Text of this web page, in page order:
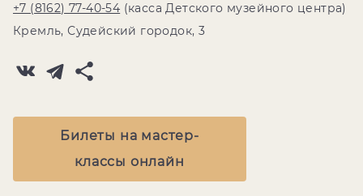
+7 (8162) 77-40-54 (касса Детского музейного центра)
Кремль, Судейский городок, 3
Билеты на мастер-
классы онлайн